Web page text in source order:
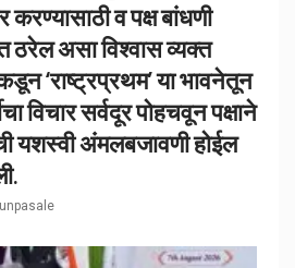
व पक्ष बांधणी
ठरेल असा विश्वास व्यक्त
‘राष्ट्रप्रथम’ या भावनेतून
विचार सर्वदूर पोहचवून पक्षाने
यशस्वी अंमलबजावणी होईल